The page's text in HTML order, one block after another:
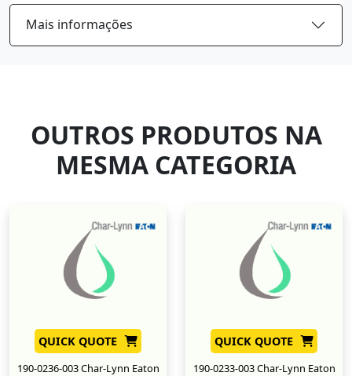
Mais informações
OUTROS PRODUTOS NA
MESMA CATEGORIA
QUICK QUOTE
190-0236-003 Char-Lynn Eaton
QUICK QUOTE
190-0233-003 Char-Lynn Eaton